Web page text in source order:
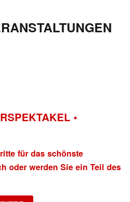
•
für das schönste
oder werden Sie ein Teil des